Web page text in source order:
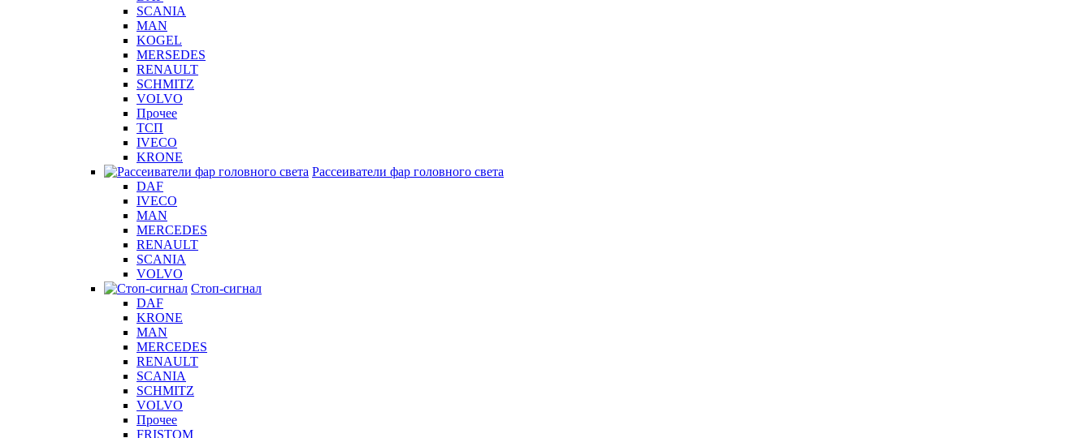
SCANIA
MAN
KOGEL
MERSEDES
RENAULT
SCHMITZ
VOLVO
Прочее
ТСП
IVECO
KRONE
Рассеиватели фар головного света
DAF
IVECO
MAN
MERCEDES
RENAULT
SCANIA
VOLVO
Стоп-сигнал
DAF
KRONE
MAN
MERCEDES
RENAULT
SCANIA
SCHMITZ
VOLVO
Прочее
FRISTOM